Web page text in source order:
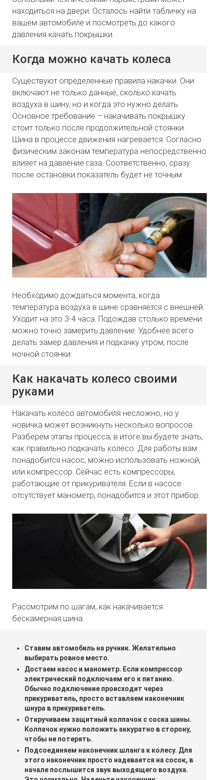
находиться на двери. Осталось найти табличку на
вашем автомобиле и посмотреть до какого
давления качать покрышки.
Когда можно качать колеса
Существуют определенные правила накачки. Они
включают не только данные, сколько качать
воздуха в шину, но и когда это нужно делать.
Основное требование – накачивать покрышку
стоит только после продолжительной стоянки.
Шина в процессе движения нагревается. Согласно
физическим законам температура непосредственно
влияет на давление газа. Соответственно, сразу
после остановки показатель будет не точным.
Необходимо дождаться момента, когда
температура воздуха в шине сравняется с внешней.
Уходит на это 3-4 часа. Подождав столько времени
можно точно замерить давление. Удобнее всего
делать замер давления и подкачку утром, после
ночной стоянки.
Как накачать колесо своими
руками
Накачать колесо автомобиля несложно, но у
новичка может возникнуть несколько вопросов.
Разберем этапы процесса, в итоге вы будете знать,
как правильно подкачать колесо. Для работы вам
понадобится насос, можно использовать ножной,
или компрессор. Сейчас есть компрессоры,
работающие от прикуривателя. Если в насосе
отсутствует манометр, понадобится и этот прибор.
Рассмотрим по шагам, как накачивается
бескамерная шина.
Ставим автомобиль на ручник. Желательно
выбирать ровное место.
Достаем насос и манометр. Если компрессор
электрический подключаем его к питанию.
Обычно подключение происходит через
прикуриватель, просто вставляем наконечник
шнура в прикуриватель.
Откручиваем защитный колпачок с соска шины.
Колпачок нужно положить аккуратно в сторону,
чтобы не потерять.
Подсоединяем наконечник шланга к колесу. Для
этого наконечник просто надевается на сосок, в
начале послышится звук выходящего воздуха.